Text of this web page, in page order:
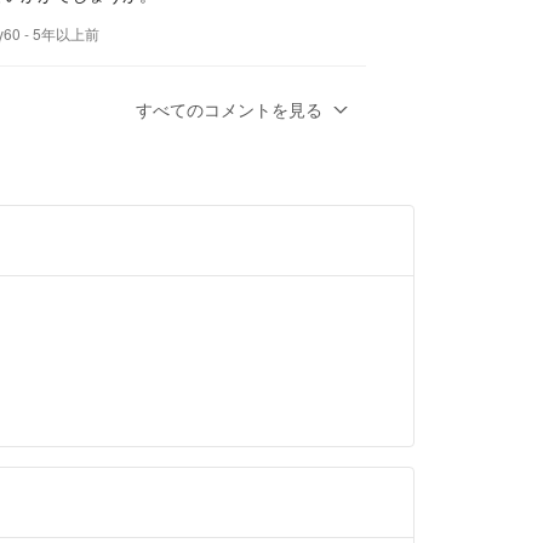
- 5年以上前
すべてのコメントを見る